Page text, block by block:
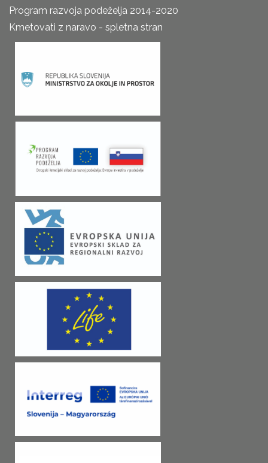
Program razvoja podeželja 2014-2020
Kmetovati z naravo - spletna stran